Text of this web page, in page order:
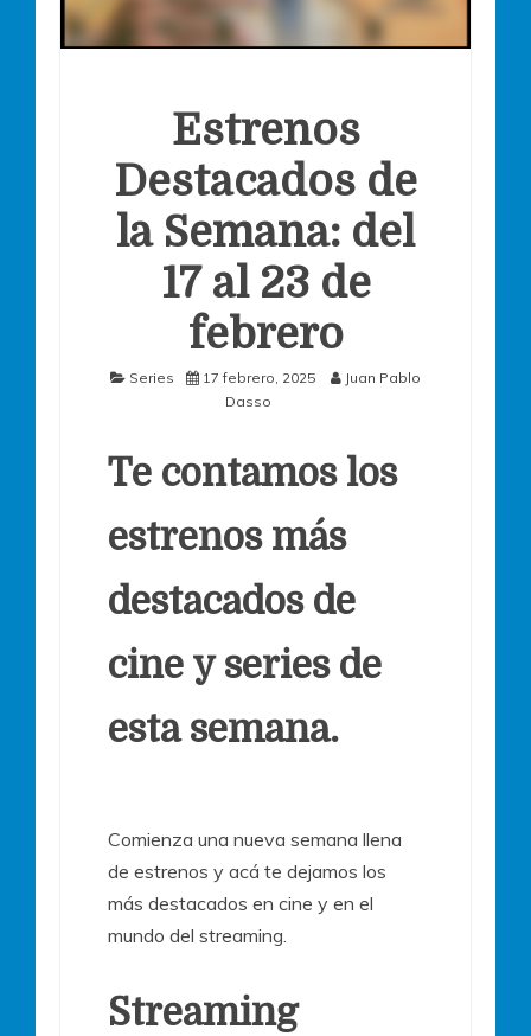
Estrenos
Destacados de
la Semana: del
17 al 23 de
febrero
Series 17 febrero, 2025
Juan Pablo
Dasso
Te contamos los
estrenos más
destacados de
cine y series de
esta semana.
Comienza una nueva semana llena
de estrenos y acá te dejamos los
más destacados en cine y en el
mundo del streaming.
Streaming